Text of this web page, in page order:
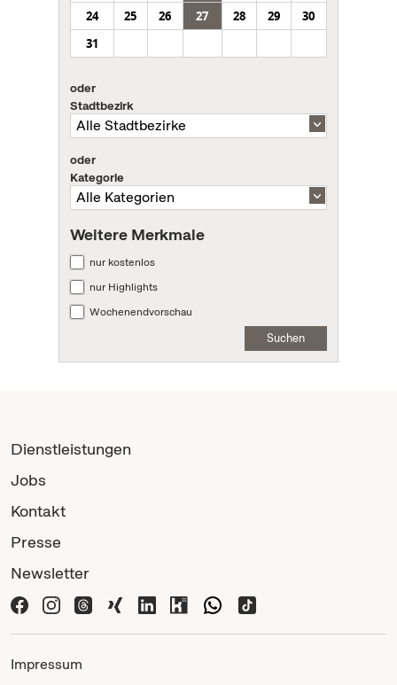
24
25 26 27 28 29
30
31
oder
Stadtbezirk
oder
Kategorie
Weitere Merkmale
nur kostenlos
nur Highlights
Wochenendvorschau
Suchen
Dienstleistungen
Jobs
Kontakt
Presse
Newsletter
Impressum